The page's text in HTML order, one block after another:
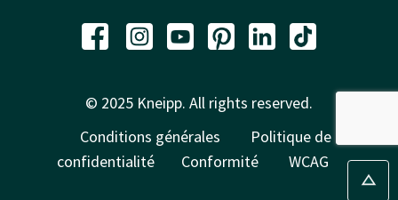
© 2025 Kneipp. All rights reserved.
Conditions générales
Politique de
confidentialité
Conformité WCAG